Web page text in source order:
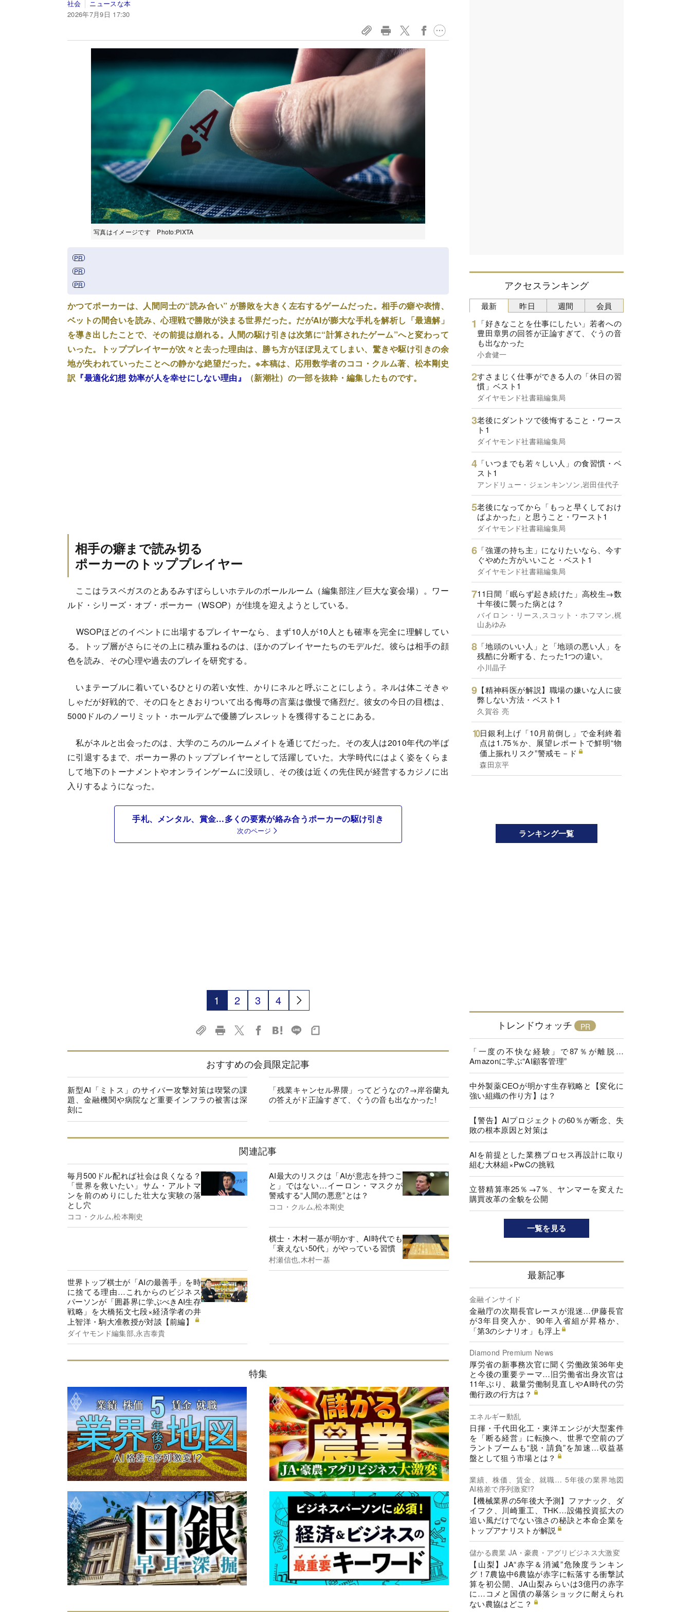
社会
ニュースな本
2026年7月9日 17:30
写真はイメージです Photo:PIXTA
かつてポーカーは、人間同士の“読み合い” が勝敗を大きく左右するゲームだった。相手の癖や表情、
ベットの間合いを読み、心理戦で勝敗が決まる世界だった。だがAIが膨大な手札を解析し「最適解」
を導き出したことで、その前提は崩れる。人間の駆け引きは次第に“計算されたゲーム”へと変わって
いった。トッププレイヤーが次々と去った理由は、勝ち方がほぼ見えてしまい、驚きや駆け引きの余
地が失われていったことへの静かな絶望だった。※本稿は、応用数学者のココ・クルム著、松本剛史
訳 『最適化幻想 効率が人を幸せにしない理由』 （新潮社）の一部を抜粋・編集したものです。
相手の癖まで読み切る
ポーカーのトッププレイヤー
ここはラスベガスのとあるみすぼらしいホテルのボールルーム（編集部注／巨大な宴会場）。ワー
ルド・シリーズ・オブ・ポーカー（WSOP）が佳境を迎えようとしている。
WSOPほどのイベントに出場するプレイヤーなら、まず10人が10人とも確率を完全に理解してい
る。トップ層がさらにその上に積み重ねるのは、ほかのプレイヤーたちのモデルだ。彼らは相手の顔
色を読み、その心理や過去のプレイを研究する。
いまテーブルに着いているひとりの若い女性、かりにネルと呼ぶことにしよう。ネルは体こそきゃ
しゃだが好戦的で、その口をときおりついて出る侮辱の言葉は傲慢で痛烈だ。彼女の今日の目標は、
5000ドルのノーリミット・ホールデムで優勝ブレスレットを獲得することにある。
私がネルと出会ったのは、大学のころのルームメイトを通じてだった。その友人は2010年代の半ば
に引退するまで、ポーカー界のトッププレイヤーとして活躍していた。大学時代にはよく姿をくらま
して地下のトーナメントやオンラインゲームに没頭し、その後は近くの先住民が経営するカジノに出
入りするようになった。
手札、メンタル、賞金…多くの要素が絡み合うポーカーの駆け引き
次のページ
1 2 3 4
おすすめの会員限定記事
新型AI「ミトス」のサイバー攻撃対策は喫緊の課
題、金融機関や病院など重要インフラの被害は深
刻に
「残業キャンセル界隈」ってどうなの?→岸谷蘭丸
の答えがド正論すぎて、ぐうの音も出なかった!
関連記事
毎月500ドル配れば社会は良くなる？
「世界を救いたい」サム・アルトマ
ンを前のめりにした壮大な実験の落
とし穴
ココ・クルム,松本剛史
AI最大のリスクは「AIが意志を持つこ
と」ではない…イーロン・マスクが
警戒する“人間の悪意”とは？
ココ・クルム,松本剛史
棋士・木村一基が明かす、AI時代でも
「衰えない50代」がやっている習慣
村瀬信也,木村一基
世界トップ棋士が「AIの最善手」を時
に捨てる理由…これからのビジネス
パーソンが「囲碁界に学ぶべきAI生存
戦略」を大橋拓文七段×経済学者の井
上智洋・駒大准教授が対談【前編】
ダイヤモンド編集部,永吉泰貴
特集
アクセスランキング
最新
「好きなことを仕事にしたい」若者への
豊田章男の回答が正論すぎて、ぐうの音
も出なかった
小倉健一
すさまじく仕事ができる人の「休日の習
慣」ベスト1
ダイヤモンド社書籍編集局
老後にダントツで後悔すること・ワース
ト1
ダイヤモンド社書籍編集局
「いつまでも若々しい人」の食習慣・ベ
スト1
アンドリュー・ジェンキンソン,岩田佳代子
老後になってから「もっと早くしておけ
ばよかった」と思うこと・ワースト1
ダイヤモンド社書籍編集局
「強運の持ち主」になりたいなら、今す
ぐやめた方がいいこと・ベスト1
ダイヤモンド社書籍編集局
11日間「眠らず起き続けた」高校生→数
十年後に襲った病とは？
バイロン・リース,スコット・ホフマン,梶
山あゆみ
「地頭のいい人」と「地頭の悪い人」を
残酷に分断する、たった1つの違い。
小川晶子
【精神科医が解説】職場の嫌いな人に疲
弊しない方法・ベスト1
久賀谷 亮
日銀利上げ「10月前倒し」で金利終着
点は1.75％か、展望レポートで鮮明“物
価上振れリスク”警戒モ－ド
森田京平
昨日 週間 会員
ランキング一覧
トレンドウォッチ
「一度の不快な経験」で87％が離脱…
Amazonに学ぶ“AI顧客管理”
中外製薬CEOが明かす生存戦略と【変化に
強い組織の作り方】は？
【警告】AIプロジェクトの60％が断念、失
敗の根本原因と対策は
AIを前提とした業務プロセス再設計に取り
組む大林組×PwCの挑戦
立替精算率25％→7％、ヤンマーを変えた
購買改革の全貌を公開
一覧を見る
最新記事
金融インサイド
金融庁の次期長官レースが混迷…伊藤長官
が3年目突入か、90年入省組が昇格か、
「第3のシナリオ」も浮上
Diamond Premium News
厚労省の新事務次官に聞く労働政策36年史
と今後の重要テーマ…旧労働省出身次官は
11年ぶり、裁量労働制見直しやAI時代の労
働行政の行方は？
エネルギー動乱
日揮・千代田化工・東洋エンジが大型案件
を「断る経営」に転換へ、世界で空前のプ
ラントブームも“脱・請負”を加速…収益基
盤として狙う市場とは？
業績、株価、賃金、就職… 5年後の業界地図
AI格差で序列激変!?
【機械業界の5年後大予測】ファナック、ダ
イフク、川崎重工、THK…設備投資拡大の
追い風だけでない強さの秘訣と本命企業を
トップアナリストが解説
儲かる農業 JA・豪農・アグリビジネス大激変
【山梨】JA“赤字＆消滅”危険度ランキン
グ！7農協中6農協が赤字に転落する衝撃試
算を初公開、JA山梨みらいは3億円の赤字
に…コメと国債の暴落ショックに耐えられ
ない農協はどこ？